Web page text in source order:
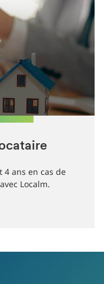
ans en cas de
Localm.